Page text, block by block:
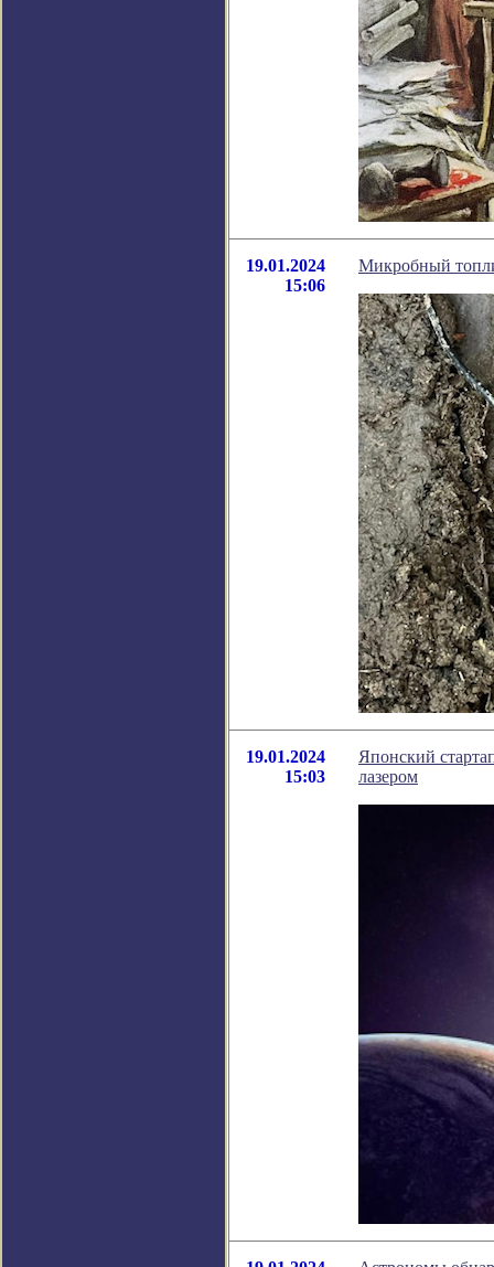
19.01.2024
15:06
Микробный
19.01.2024
15:03
Японский
лазером